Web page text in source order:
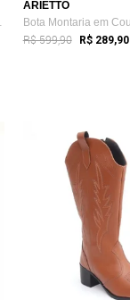
Lon...
ARIETTO
R$ 599,90 R$ 289,90